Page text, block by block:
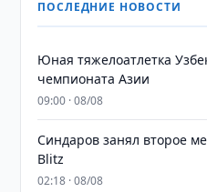
ПОСЛЕДНИЕ НОВОСТИ
Юная тяжелоатлетка
чемпионата Азии
09:00 · 08/08
Синдаров занял второе
Blitz
02:18 · 08/08